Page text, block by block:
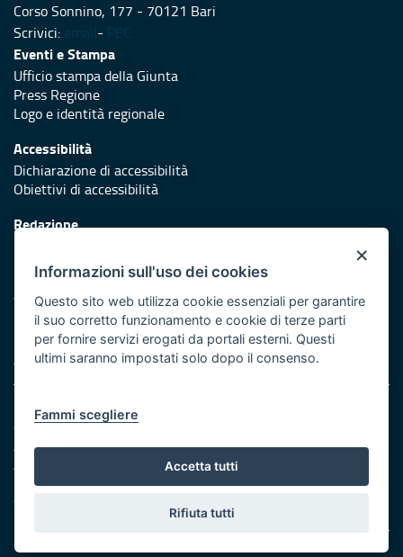
Corso Sonnino, 177 - 70121 Bari
Scrivici: email - PEC
Eventi e Stampa
Ufficio stampa della Giunta
Press Regione
Logo e identità regionale
Accessibilità
Dichiarazione di accessibilità
Obiettivi di accessibilità
Redazione
Protezione civile
Vai al sito di Protezione Civile Puglia
Iniziativa finanziata con risorse del POR Puglia 2014/2020 -
Asse XI
Note legali
Cookie e privacy
Amministrazione trasparente
Atti di notifica
Feed RSS
Servizi Intranet
×
Informazioni sull'uso dei cookies
Questo sito web utilizza cookie essenziali per garantire
il suo corretto funzionamento e cookie di terze parti
per fornire servizi erogati da portali esterni. Questi
ultimi saranno impostati solo dopo il consenso.
Fammi scegliere
Accetta tutti
Rifiuta tutti